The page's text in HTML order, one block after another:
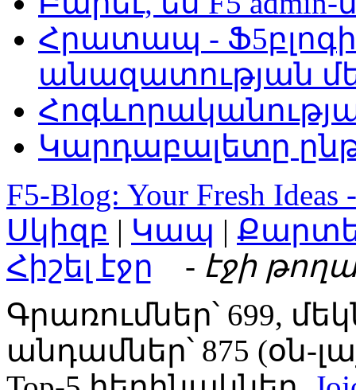
Հրատապ -
անազատության
Կարդաբալետը
F5-Blog: Your Fresh Ideas
Սկիզբ | Կապ |
Հիշել էջը
- էջի
Գրառումներ՝ 699,
անդամներ՝ 875 (օն-